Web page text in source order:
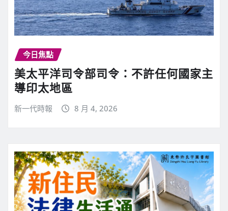
今日焦點
美太平洋司令部司令：不許任何國家主
導印太地區
新一代時報 8 月 4, 2026